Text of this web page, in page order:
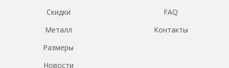
Скидки
Металл
Размеры
Новости
FAQ
Контакты